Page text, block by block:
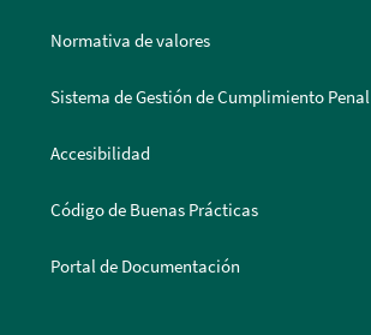
Normativa de valores
Sistema de Gestión de Cumplimiento Penal
Accesibilidad
Código de Buenas Prácticas
Portal de Documentación